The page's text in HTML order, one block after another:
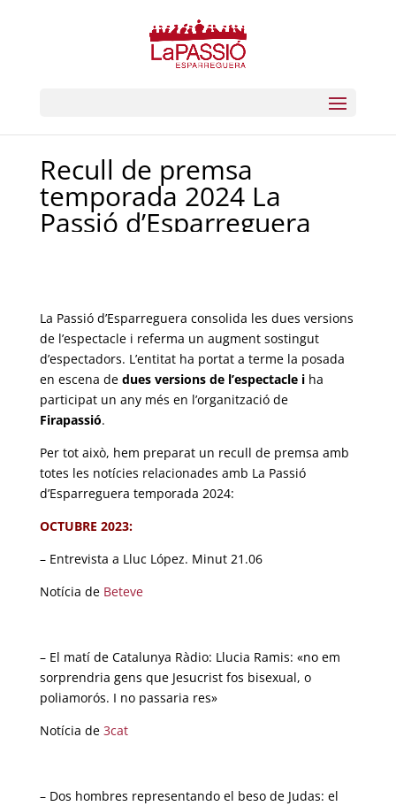
Recull de premsa
temporada 2024 La
Passió d’Esparreguera
La Passió d’Esparreguera consolida les dues versions
de l’espectacle i referma un augment sostingut
d’espectadors. L’entitat ha portat a terme la posada
en escena de dues versions de l’espectacle i ha
participat un any més en l’organització de
Firapassió.
Per tot això, hem preparat un recull de premsa amb
totes les notícies relacionades amb La Passió
d’Esparreguera temporada 2024:
OCTUBRE 2023:
– Entrevista a Lluc López. Minut 21.06
Notícia de Beteve
– El matí de Catalunya Ràdio: Llucia Ramis: «no em
sorprendria gens que Jesucrist fos bisexual, o
poliamorós. I no passaria res»
Notícia de 3cat
– Dos hombres representando el beso de Judas: el